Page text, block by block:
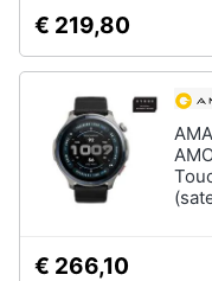
€ 219,80
€ 266,10